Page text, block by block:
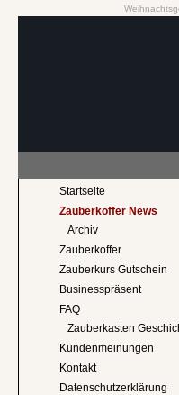
Startseite
Zauberkoffer News
Archiv
Zauberkoffer
Zauberkurs Gutschein
Businesspräsent
FAQ
Zauberkasten
Kundenmeinungen
Kontakt
Datenschutzerklärung